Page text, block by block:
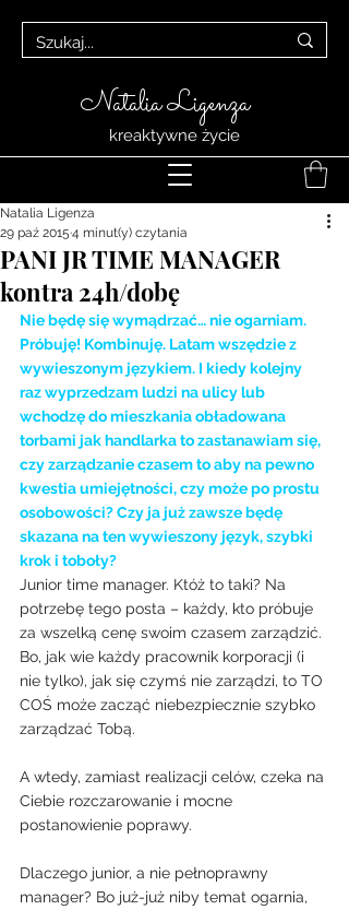
Natalia Ligenza
kreaktywne życie
PANI JR TIME MANAGER
kontra 24h/dobę
Natalia Ligenza
29 paź 2015 4 minut(y) czytania
Nie będę się wymądrzać… nie ogarniam.
Próbuję! Kombinuję. Latam wszędzie z
wywieszonym językiem. I kiedy kolejny
raz wyprzedzam ludzi na ulicy lub
wchodzę do mieszkania obładowana
torbami jak handlarka to zastanawiam się,
czy zarządzanie czasem to aby na pewno
kwestia umiejętności, czy może po prostu
osobowości? Czy ja już zawsze będę
skazana na ten wywieszony język, szybki
krok i toboły?
Junior time manager. Któż to taki? Na
potrzebę tego posta – każdy, kto próbuje
za wszelką cenę swoim czasem zarządzić.
Bo, jak wie każdy pracownik korporacji (i
nie tylko), jak się czymś nie zarządzi, to TO
COŚ może zacząć niebezpiecznie szybko
zarządzać Tobą.
A wtedy, zamiast realizacji celów, czeka na
Ciebie rozczarowanie i mocne
postanowienie poprawy.
Dlaczego junior, a nie pełnoprawny
manager? Bo już-już niby temat ogarnia,